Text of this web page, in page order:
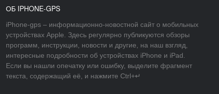
ОБ IPHONE-GPS
iPhone-gps – информационно-новостной сайт о мобильных
устройствах Apple. Здесь регулярно публикуются обзоры
программ, инструкции, новости и другие, на наш взгляд,
интересные подробности об устройствах iPhone и iPad.
Если вы нашли опечатку или ошибку, выделите фрагмент
текста, содержащий её, и нажмите Ctrl+↵